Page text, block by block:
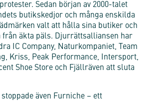
Sedan början av 2000-talet
butikskedjor och många enskilda
valt att hålla sina butiker och
äkta päls. Djurrättsalliansen har
IC Company, Naturkompaniet, Team
Kriss, Peak Performance, Intersport,
Shoe Store och Fjällräven att sluta
även Furniche – ett